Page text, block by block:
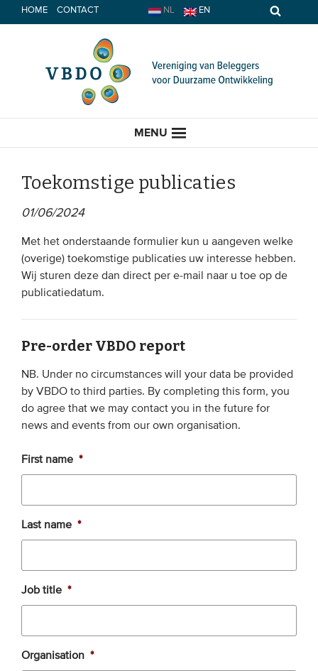
Spring
naar
HOME CONTACT NL EN
MENU
ACTUEEL
EVENEMENTEN
Van de VBDO
Van leden & partners
Webinars
Toekomstige publicaties
01/06/2024
Met het onderstaande formulier kun u aangeven welke
(overige) toekomstige publicaties uw interesse hebben.
Wij sturen deze dan direct per e-mail naar u toe op de
publicatiedatum.
Pre-order VBDO report
NB. Under no circumstances will your data be provided
by VBDO to third parties. By completing this form, you
do agree that we may contact you in the future for
news and events from our own organisation.
First name *
Last name *
Job title *
Organisation *